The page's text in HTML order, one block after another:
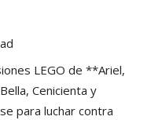
LEGO de **Ariel,
Cenicienta y
para luchar contra